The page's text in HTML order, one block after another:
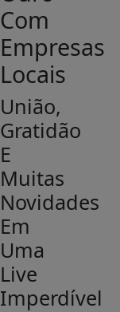
Com
Empresas
Locais
União,
Gratidão
E
Muitas
Novidades
Em
Uma
Live
Imperdível